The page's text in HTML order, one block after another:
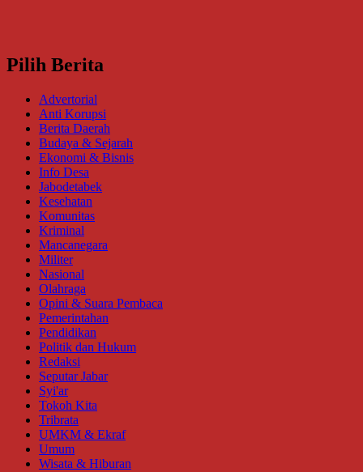
Pilih Berita
Advertorial
Anti Korupsi
Berita Daerah
Budaya & Sejarah
Ekonomi & Bisnis
Info Desa
Jabodetabek
Kesehatan
Komunitas
Kriminal
Mancanegara
Militer
Nasional
Olahraga
Opini & Suara Pembaca
Pemerintahan
Pendidikan
Politik dan Hukum
Redaksi
Seputar Jabar
Syi'ar
Tokoh Kita
Tribrata
UMKM & Ekraf
Umum
Wisata & Hiburan